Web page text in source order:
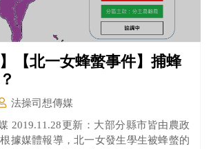
】【北一女蜂螫事件】捕蜂
法操司想傳媒
2019.11.28更新：大部分縣市皆由農政
據媒體報導，北一女發生學生被蜂螫的